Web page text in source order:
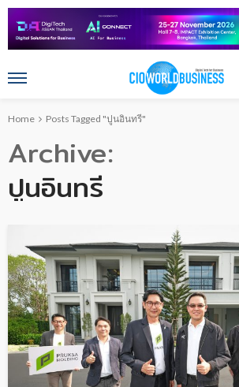
Home Posts Tagged "ปูนอินทรี"
Archive
ปูนอินทรี